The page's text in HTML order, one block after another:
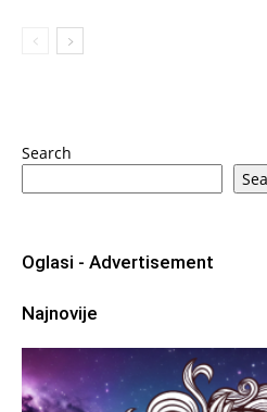
Search
Oglasi - Advertisement
Najnovije